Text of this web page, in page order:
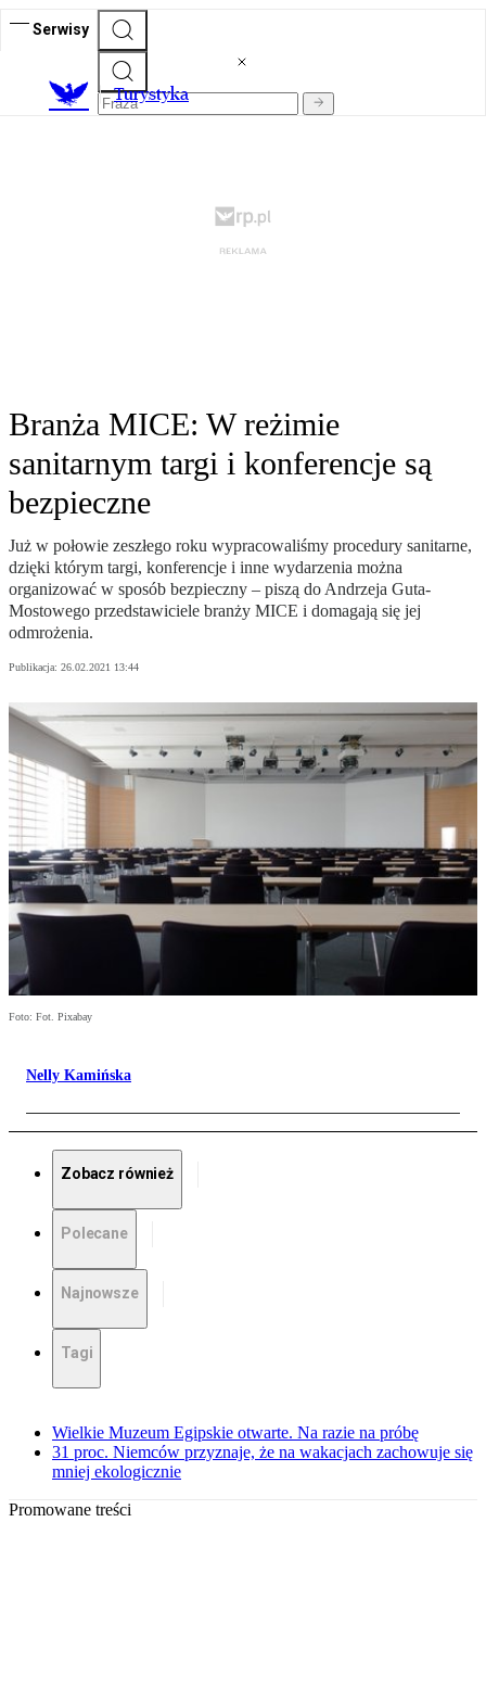
Serwisy
Turystyka
Branża MICE: W reżimie
sanitarnym targi i konferencje są
bezpieczne
Już w połowie zeszłego roku wypracowaliśmy procedury sanitarne,
dzięki którym targi, konferencje i inne wydarzenia można
organizować w sposób bezpieczny – piszą do Andrzeja Guta-
Mostowego przedstawiciele branży MICE i domagają się jej
odmrożenia.
Publikacja: 26.02.2021 13:44
Foto: Fot. Pixabay
Nelly Kamińska
Zobacz również
Polecane
Najnowsze
Tagi
Wielkie Muzeum Egipskie otwarte. Na razie na próbę
31 proc. Niemców przyznaje, że na wakacjach zachowuje się
mniej ekologicznie
Promowane treści